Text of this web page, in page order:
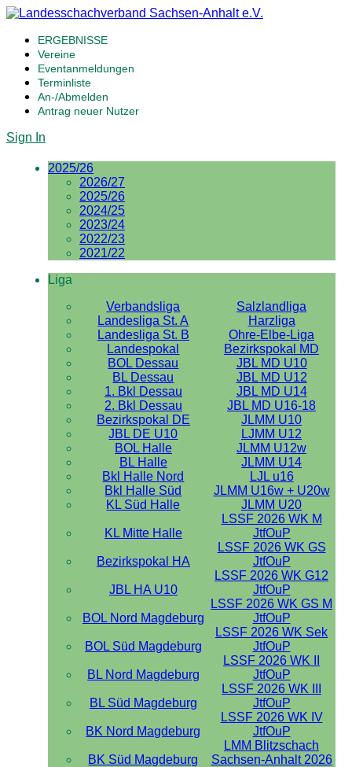
ERGEBNISSE
Vereine
Eventanmeldungen
Terminliste
An-/Abmelden
Antrag neuer Nutzer
Sign In
2025/26
2026/27
2025/26
2024/25
2023/24
2022/23
2021/22
Liga
Verbandsliga
Salzlandliga
Landesliga St. A
Harzliga
Landesliga St. B
Ohre-Elbe-Liga
Landespokal
Bezirkspokal MD
BOL Dessau
JBL MD U10
BL Dessau
JBL MD U12
1. Bkl Dessau
JBL MD U14
2. Bkl Dessau
JBL MD U16-18
Bezirkspokal DE
JLMM U10
JBL DE U10
LJMM U12
BOL Halle
JLMM U12w
BL Halle
JLMM U14
Bkl Halle Nord
LJL u16
Bkl Halle Süd
JLMM U16w + U20w
KL Süd Halle
JLMM U20
KL Mitte Halle
LSSF 2026 WK M
JtfOuP
Bezirkspokal HA
LSSF 2026 WK GS
JtfOuP
JBL HA U10
LSSF 2026 WK G12
JtfOuP
BOL Nord Magdeburg
LSSF 2026 WK GS M
JtfOuP
BOL Süd Magdeburg
LSSF 2026 WK Sek
JtfOuP
BL Nord Magdeburg
LSSF 2026 WK II
JtfOuP
BL Süd Magdeburg
LSSF 2026 WK III
JtfOuP
BK Nord Magdeburg
LSSF 2026 WK IV
JtfOuP
BK Süd Magdeburg
LMM Blitzschach
Sachsen-Anhalt 2026